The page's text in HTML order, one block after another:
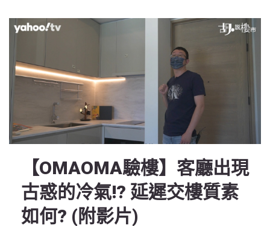
【OMAOMA驗樓】客廳出現
古惑的冷氣!? 延遲交樓質素
如何? (附影片)